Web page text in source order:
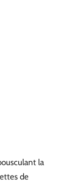
la
de